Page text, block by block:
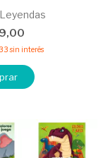
sin interés